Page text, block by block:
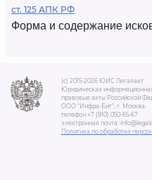
ст. 125 АПК РФ
Форма и содержание
(c) 2015-2026 ЮИС Легалакт
Юридическая
правовые акты Российской
ООО "Инфра-Бит", г. Москва.
телефон +7 (910) 050-65-67
электронная почта:
Политика по обработке